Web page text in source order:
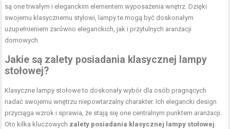
są one trwałym i eleganckim elementem wyposażenia wnętrz. Dzięki
swojemu klasycznemu stylowi, lampy te mogą być doskonałym
uzupełnieniem zarówno eleganckich, jak i przytulnych aranżacji
domowych.
Jakie są zalety posiadania klasycznej lampy
stołowej?
Klasyczne lampy stołowe to doskonały wybór dla osób pragnących
nadać swojemu wnętrzu niepowtarzalny charakter. Ich elegancki design
przyciąga wzrok i sprawia, że stają się one centralnym punktem aranżacji.
Oto kilka kluczowych zalety posiadania klasycznej lampy stołowej.